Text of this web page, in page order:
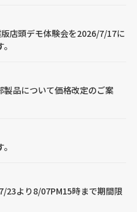
頭デモ体験会を2026/7/17に
製品について価格改定のご案
23より8/07PM15時まで期間限